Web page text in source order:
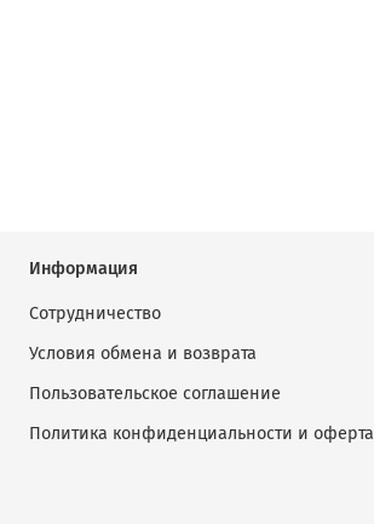
Информация
Сотрудничество
Условия обмена и возврата
Пользовательское соглашение
Политика конфиденциальности и оферта